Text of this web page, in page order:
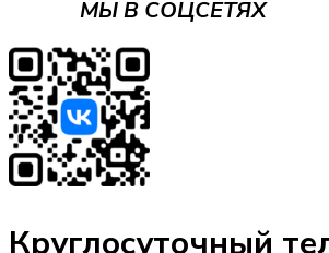
МЫ В СОЦСЕТЯХ
Круглосуточный